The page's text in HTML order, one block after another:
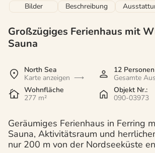
Bilder Beschreibung
Großzügiges Ferienhaus mit
Sauna
North Sea
Karte anzeigen
12 Personen
Gesamte
Wohnfläche
277 m²
Objekt Nr.:
090-03973
Geräumiges Ferienhaus in Ferring
Sauna, Aktivitätsraum und
nur 200 m von der Nordseeküste